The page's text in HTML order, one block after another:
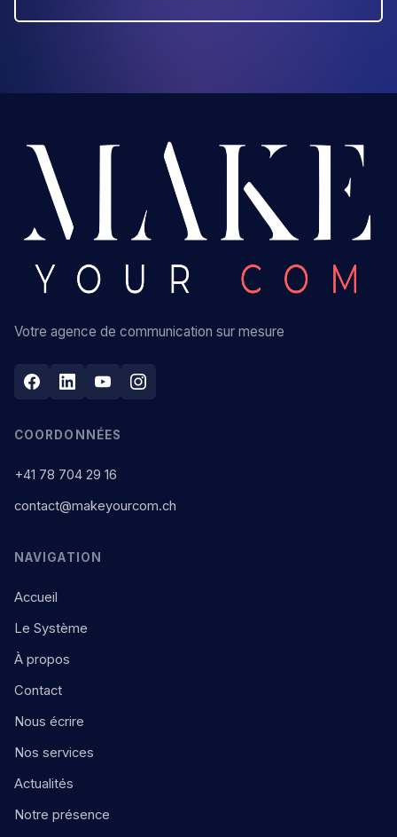
Votre agence de communication sur mesure
COORDONNÉES
+41 78 704 29 16
contact@makeyourcom.ch
NAVIGATION
Accueil
Le Système
À propos
Contact
Nous écrire
Nos services
Actualités
Notre présence